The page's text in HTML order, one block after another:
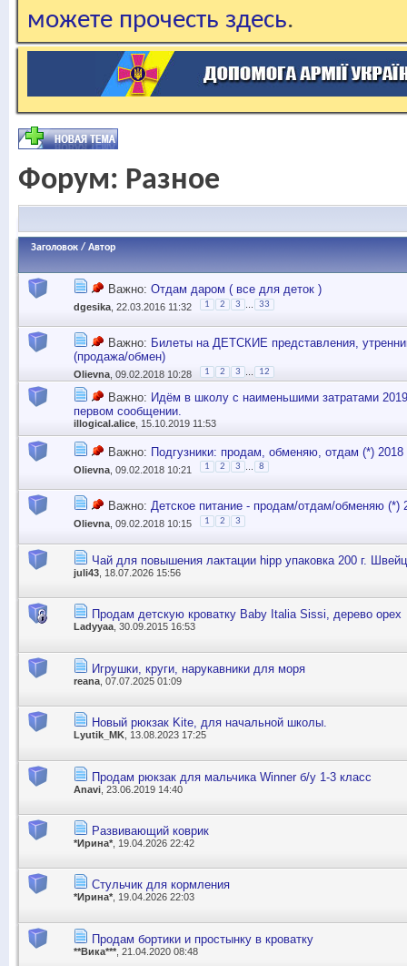
можете прочесть здесь.
Форум: Разное
Заголовок / Автор
Важно: Отдам даром ( все для деток )
dgesika , 22.03.2016 11:32 1 2 3 33
Важно: Билеты на ДЕТСКИЕ представления,
(продажа/обмен)
Olievna , 09.02.2018 10:28 1 2 3 12
Важно: Идём в школу с наименьшими затратами
первом сообщении.
illogical.alice , 15.10.2019 11:53
Важно: Подгузники: продам, обменяю, отдам (*) 2018
Olievna , 09.02.2018 10:21 1 2 3 ... 8
Важно: Детское питание - продам/отдам/обменяю (*)
Olievna , 09.02.2018 10:15 1 2 3
Чай для повышения лактации hipp упаковка 200 г.
juli43 , 18.07.2026 15:56
Продам детскую кроватку Baby Italia Sissi, дерево орех
Ladyyaa , 30.09.2015 16:53
Игрушки, круги, нарукавники для моря
reana , 07.07.2025 01:09
Новый рюкзак Kite, для начальной школы.
Lyutik_MK , 13.08.2023 17:25
Продам рюкзак для мальчика Winner б/у 1-3 класс
Anavi , 23.06.2019 14:40
Развивающий коврик
*Ирина* , 19.04.2026 22:42
Стульчик для кормления
*Ирина*, 19.04.2026 22:03
Продам бортики и простынку в кроватку
**Вика*** , 21.04.2020 08:48